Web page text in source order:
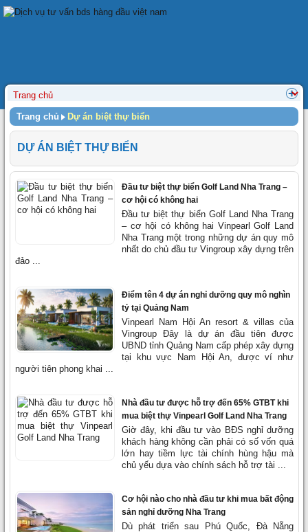
Trang chủ Dự án biệt thự biển
DỰ ÁN BIỆT THỰ BIỂN
Đầu tư biệt thự biển Golf Land Nha Trang –
cơ hội có không hai
Đầu tư biệt thự biển Golf Land Nha Trang
– cơ hội có không hai Vinpearl Golf Land
Nha Trang một trong những dự án quy mô
nhất do chủ đầu tư Vingroup xây dựng trên
đảo ...
Điểm tên 4 dự án nghỉ dưỡng quy mô nghìn
tỷ tại Quảng Nam
Vinpearl Nam Hội An resort & villas của
Vingroup Đây là dự án đầu tiên được
UBND tỉnh Quảng Nam cấp phép xây dựng
tại khu vực Nam Hội An, được ví như
người tiên phong khai ...
Nhà đầu tư được hỗ trợ đến 65% GTBT khi
mua biệt thự Vinpearl Golf Land Nha Trang
Giờ đây, khi đầu tư vào BĐS nghỉ dưỡng
khách hàng không cần phải có số vốn quá
lớn hay tiềm lực tài chính hùng hậu mà
chủ yếu dựa vào chính sách hỗ trợ tài ...
Cơ hội nào cho nhà đầu tư khi mua bất động
sản nghỉ dưỡng Nha Trang
Dù phát triển sau Phú Quốc, Đà Nẵng